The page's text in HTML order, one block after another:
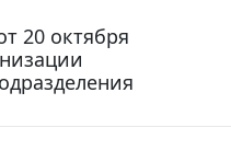
20 октября